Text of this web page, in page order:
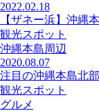
2022.02.18
【ザネー浜】沖縄
観光スポット
沖縄本島周辺
2020.08.07
注目の沖縄本島北
観光スポット
グルメ